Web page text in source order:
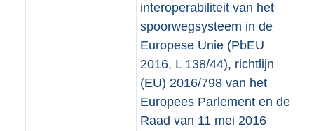
interoperabiliteit van het
spoorwegsysteem in de
Europese Unie (PbEU
2016, L 138/44), richtlijn
(EU) 2016/798 van het
Europees Parlement en de
Raad van 11 mei 2016